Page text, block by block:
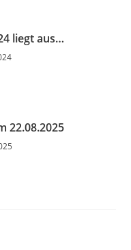
liegt aus…
22.08.2025